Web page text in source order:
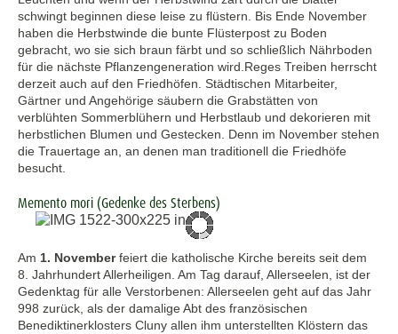
schwingt beginnen diese leise zu flüstern. Bis Ende November
haben die Herbstwinde die bunte Flüsterpost zu Boden
gebracht, wo sie sich braun färbt und so schließlich Nährboden
für die nächste Pflanzengeneration wird.Reges Treiben herrscht
derzeit auch auf den Friedhöfen. Städtischen Mitarbeiter,
Gärtner und Angehörige säubern die Grabstätten von
verblühten Sommerblühern und Herbstlaub und dekorieren mit
herbstlichen Blumen und Gestecken. Denn im November stehen
die Trauertage an, an denen man traditionell die Friedhöfe
besucht.
Memento mori (Gedenke des Sterbens)
Am 1. Novemberfeiert die katholische Kirche bereits seit dem
8. Jahrhundert Allerheiligen. Am Tag darauf, Allerseelen, ist der
Gedenktag für alle Verstorbenen: Allerseelen geht auf das Jahr
998 zurück, als der damalige Abt des französischen
Benediktinerklosters Cluny allen ihm unterstellten Klöstern das